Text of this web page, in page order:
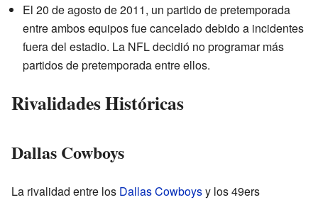
El 20 de agosto de 2011, un partido de pretemporada
entre ambos equipos fue cancelado debido a incidentes
fuera del estadio. La NFL decidió no programar más
partidos de pretemporada entre ellos.
Rivalidades Históricas
Dallas Cowboys
La rivalidad entre los Dallas Cowboysy los 49ers